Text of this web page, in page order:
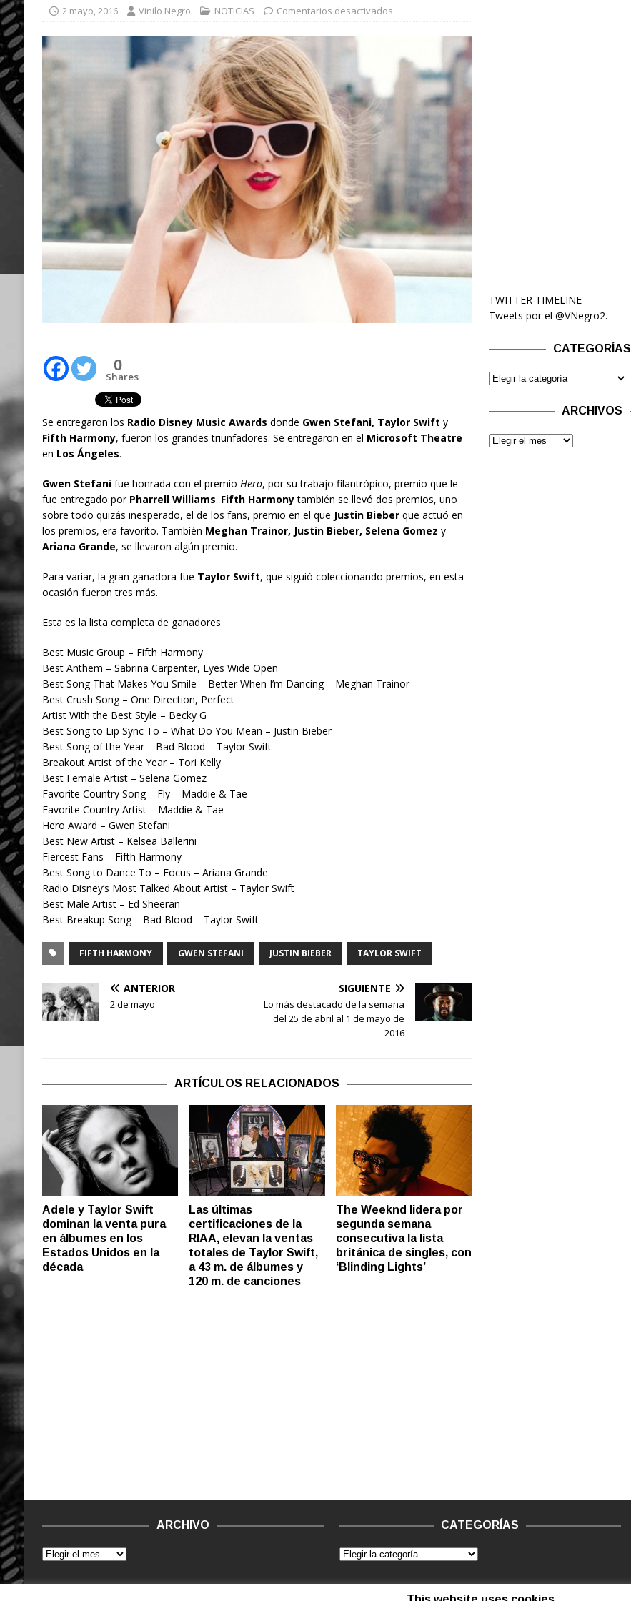
2 mayo, 2016 Vinilo Negro NOTICIAS Comentarios desactivados
0
Shares
Se entregaron los Radio Disney Music Awards donde Gwen Stefani, Taylor Swift y
Fifth Harmony, fueron los grandes triunfadores. Se entregaron en el Microsoft Theatre
en Los Ángeles.
Gwen Stefanifue honrada con el premio Hero, por su trabajo filantrópico, premio que le
fue entregado por Pharrell Williams. Fifth Harmonytambién se llevó dos premios, uno
sobre todo quizás inesperado, el de los fans, premio en el que Justin Bieberque actuó en
los premios, era favorito. También Meghan Trainor, Justin Bieber, Selena Gomez y
Ariana Grande, se llevaron algún premio.
Para variar, la gran ganadora fue Taylor Swift, que siguió coleccionando premios, en esta
ocasión fueron tres más.
Esta es la lista completa de ganadores
Best Music Group – Fifth Harmony
Best Anthem – Sabrina Carpenter, Eyes Wide Open
Best Song That Makes You Smile – Better When I’m Dancing – Meghan Trainor
Best Crush Song – One Direction, Perfect
Artist With the Best Style – Becky G
Best Song to Lip Sync To – What Do You Mean – Justin Bieber
Best Song of the Year – Bad Blood – Taylor Swift
Breakout Artist of the Year – Tori Kelly
Best Female Artist – Selena Gomez
Favorite Country Song – Fly – Maddie & Tae
Favorite Country Artist – Maddie & Tae
Hero Award – Gwen Stefani
Best New Artist – Kelsea Ballerini
Fiercest Fans – Fifth Harmony
Best Song to Dance To – Focus – Ariana Grande
Radio Disney’s Most Talked About Artist – Taylor Swift
Best Male Artist – Ed Sheeran
Best Breakup Song – Bad Blood – Taylor Swift
FIFTH HARMONY GWEN STEFANI JUSTIN BIEBER TAYLOR SWIFT
ANTERIOR
2 de mayo
SIGUIENTE
Lo más destacado de la semana
del 25 de abril al 1 de mayo de
2016
ARTÍCULOS RELACIONADOS
Adele y Taylor Swift
dominan la venta pura
en álbumes en los
Estados Unidos en la
década
Las últimas
certificaciones de la
RIAA, elevan la ventas
totales de Taylor Swift,
a 43 m. de álbumes y
120 m. de canciones
The Weeknd lidera por
segunda semana
consecutiva la lista
británica de singles, con
‘Blinding Lights’
TWITTER TIMELINE
Tweets por el @VNegro2.
CATEGORÍAS
ARCHIVOS
ARCHIVO CATEGORÍAS